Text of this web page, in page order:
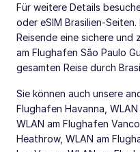
Für weitere Details
oder eSIM Brasilien-
Reisende eine sichere
am Flughafen São Paulo
gesamten Reise durch
Sie können auch unsere
Flughafen Havanna,
WLAN am Flughafen
Heathrow, WLAN am